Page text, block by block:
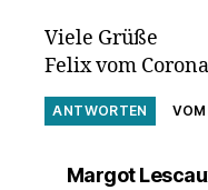
Viele Grüße
Felix vom
ANTWORTEN
Margot